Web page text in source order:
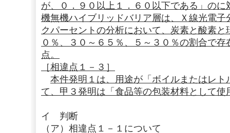
が、０．９０以上１．６０以下である」の
機無機ハイブリッドバリア層は、Ｘ線光電
クパーセントの分析において、炭素と酸素
０％、３０～６５％、５～３０％の割合で
点。
［相違点１－３］
本件発明１は、用途が「ボイルまたはレト
て、甲３発明は「食品等の包装材料として
イ 判断
（ア）相違点１－１について